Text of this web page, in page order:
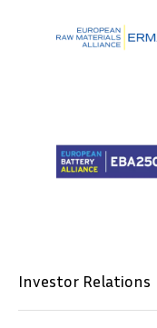
Investor Relations